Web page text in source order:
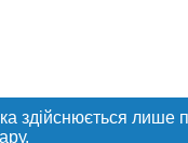
здійснюється лише